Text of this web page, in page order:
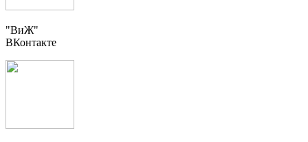
"ВиЖ"
ВКонтакте